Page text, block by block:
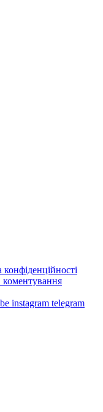
конфіденційності
instagram telegram